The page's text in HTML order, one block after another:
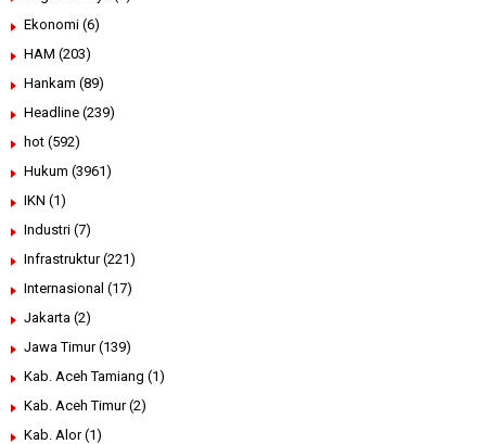
Ekonomi (6)
HAM (203)
Hankam (89)
Headline (239)
hot (592)
Hukum (3961)
IKN (1)
Industri (7)
Infrastruktur (221)
Internasional (17)
Jakarta (2)
Jawa Timur (139)
Kab. Aceh Tamiang (1)
Kab. Aceh Timur (2)
Kab. Alor (1)